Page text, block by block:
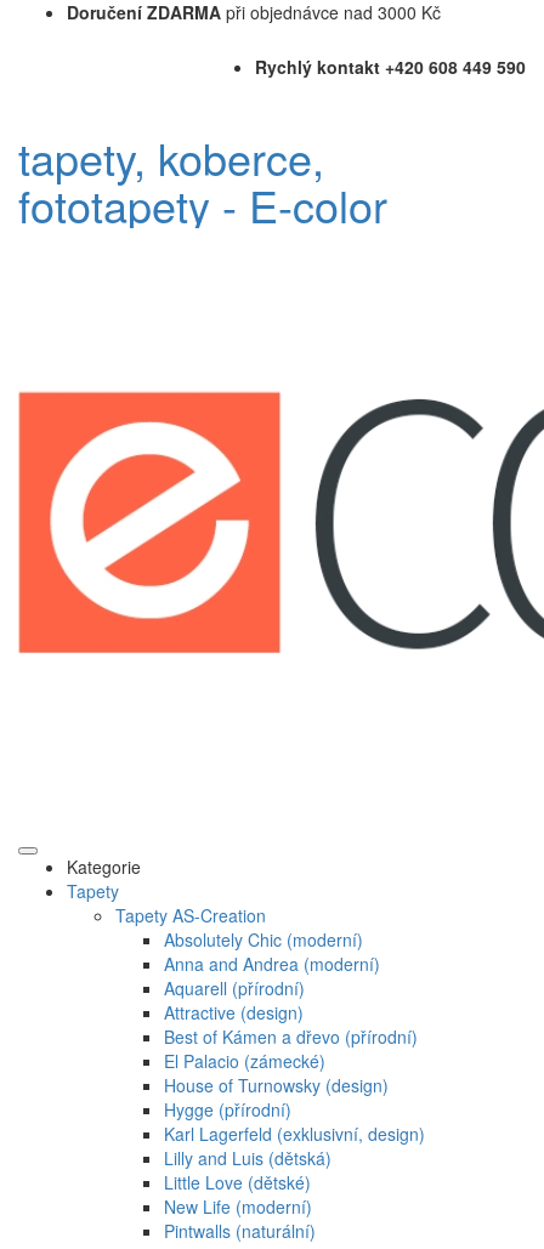
Doručení ZDARMA při objednávce nad 3000 Kč
Rychlý kontakt +420 608 449 590
tapety, koberce,
fototapety - E-color
Kategorie
Tapety
Tapety AS-Creation
Absolutely Chic (moderní)
Anna and Andrea (moderní)
Aquarell (přírodní)
Attractive (design)
Best of Kámen a dřevo (přírodní)
El Palacio (zámecké)
House of Turnowsky (design)
Hygge (přírodní)
Karl Lagerfeld (exklusivní, design)
Lilly and Luis (dětská)
Little Love (dětské)
New Life (moderní)
Pintwalls (naturální)